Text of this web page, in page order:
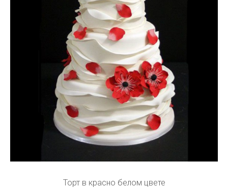
Торт в красно белом цвете